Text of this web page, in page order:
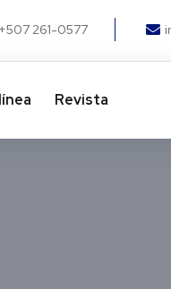
+507 261-0577
Revista